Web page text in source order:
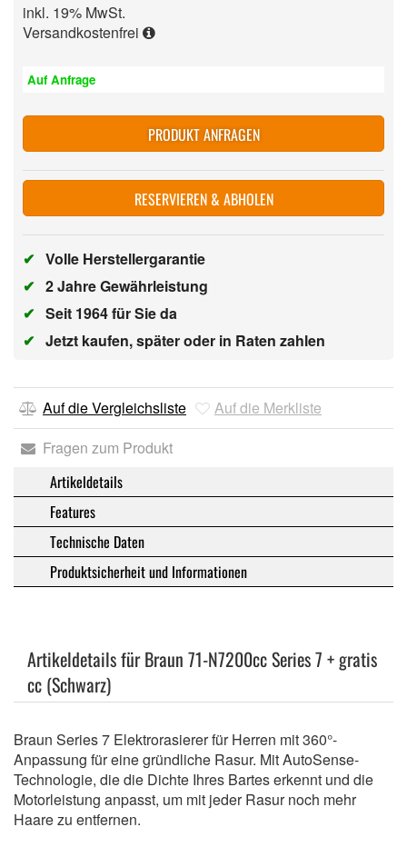
inkl. 19% MwSt.
Versandkostenfrei
Auf Anfrage
PRODUKT ANFRAGEN
RESERVIEREN & ABHOLEN
✔ Volle Herstellergarantie
✔ 2 Jahre Gewährleistung
✔ Seit 1964 für Sie da
✔ Jetzt kaufen, später oder in Raten zahlen
Auf die Vergleichsliste
Auf die Merkliste
Fragen zum Produkt
Artikeldetails
Features
Technische Daten
Produktsicherheit und Informationen
Artikeldetails für Braun 71-N7200cc Series 7 + gratis
cc (Schwarz)
Braun Series 7 Elektrorasierer für Herren mit 360°-
Anpassung für eine gründliche Rasur. Mit AutoSense-
Technologie, die die Dichte Ihres Bartes erkennt und die
Motorleistung anpasst, um mit jeder Rasur noch mehr
Haare zu entfernen.